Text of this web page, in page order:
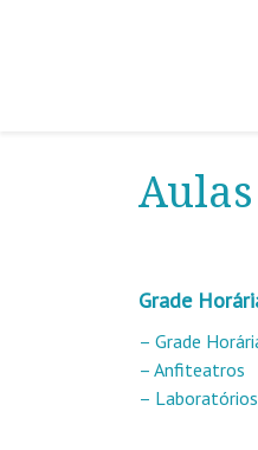
conteúdo
Grade
– Grade
– Anfiteatros
– Laboratórios